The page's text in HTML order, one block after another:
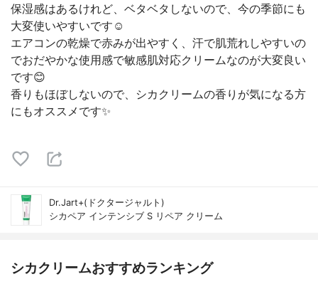
保湿感はあるけれど、ベタベタしないので、今の季節にも
大変使いやすいです☺️
エアコンの乾燥で赤みが出やすく、汗で肌荒れしやすいの
でおだやかな使用感で敏感肌対応クリームなのが大変良い
です😊
香りもほぼしないので、シカクリームの香りが気になる方
にもオススメです✨
Dr.Jart+(ドクタージャルト)
シカペア インテンシブ S リペア クリーム
シカクリームおすすめランキング